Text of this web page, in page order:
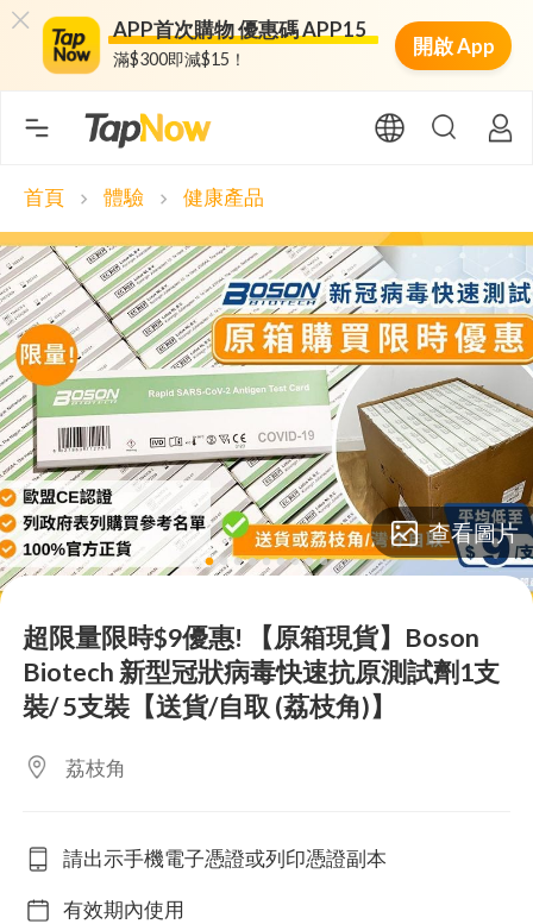
APP首次購物 優惠碼 APP15
滿$300即減$15！
開啟 App
首頁 chevron_right 體驗 chevron_right 健康產品
lens lens lens lens lens lens lens lens
查看圖片
超限量限時$9優惠! 【原箱現貨】Boson
Biotech 新型冠狀病毒快速抗原測試劑1支
裝/ 5支裝【送貨/自取 (荔枝角)】
荔枝角
請出示手機電子憑證或列印憑證副本
有效期內使用